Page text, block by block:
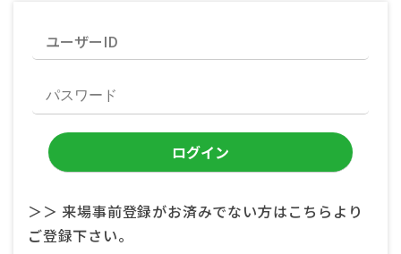
＞＞ 来場事前登録がお済みでない方はこちらより
ご登録下さい。